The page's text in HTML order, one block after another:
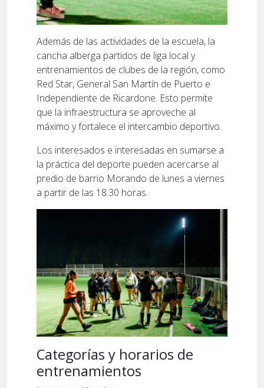
Además de las actividades de la escuela, la
cancha alberga partidos de liga local y
entrenamientos de clubes de la región, como
Red Star, General San Martín de Puerto e
Independiente de Ricardone. Esto permite
que la infraestructura se aproveche al
máximo y fortalece el intercambio deportivo.
Los interesados e interesadas en sumarse a
la práctica del deporte pueden acercarse al
predio de barrio Morando de lunes a viernes
a partir de las 18.30 horas.
Categorías y horarios de
entrenamientos